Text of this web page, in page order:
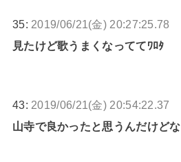
35: 2019/06/21(金) 20:27:25.78
見たけど歌うまくなっててﾜﾛﾀ
43: 2019/06/21(金) 20:54:22.37
山寺で良かったと思うんだけどな